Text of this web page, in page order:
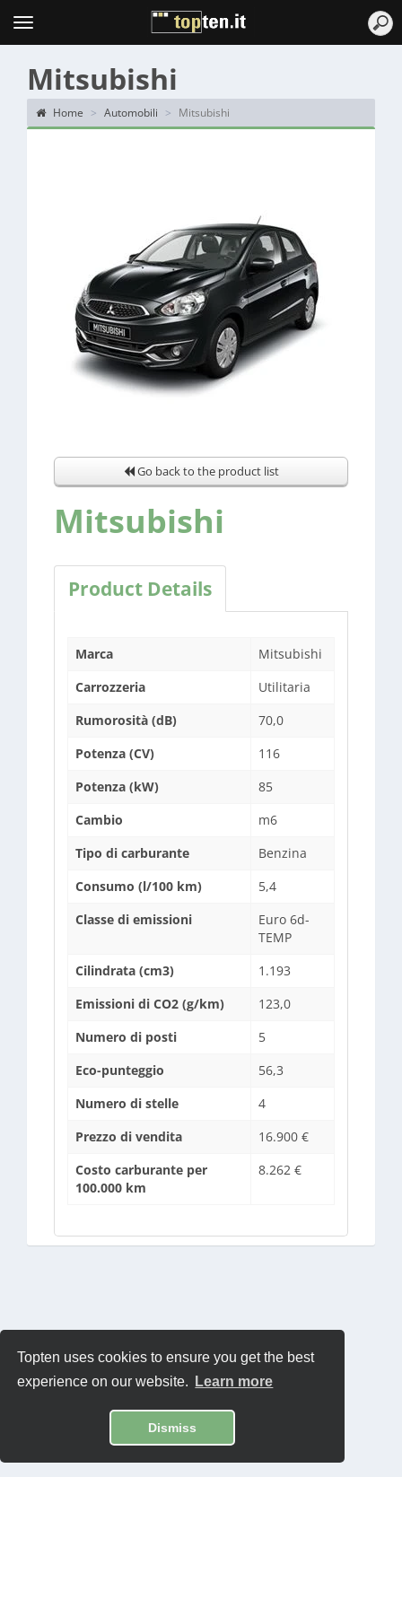
Topten uses cookies to ensure you get the best
experience on our website.
Learn more
Dismiss
Topten
Menu
Mitsubishi
Home Automobili Mitsubishi
Go back to the product list
Mitsubishi
Product Details
Marca
Mitsubishi
Carrozzeria
Utilitaria
Rumorosità (dB)
70,0
Potenza (CV)
116
Potenza (kW)
85
Cambio
m6
Tipo di carburante
Benzina
Consumo (l/100 km)
5,4
Classe di emissioni
Euro 6d-
TEMP
Cilindrata (cm3)
1.193
Emissioni di CO2 (g/km)
123,0
Numero di posti
5
Eco-punteggio
56,3
Numero di stelle
4
Prezzo di vendita
16.900 €
Costo carburante per
100.000 km
8.262 €